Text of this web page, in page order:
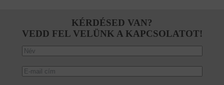
KÉRDÉSED VAN?
VEDD FEL VELÜNK A KAPCSOLATOT!